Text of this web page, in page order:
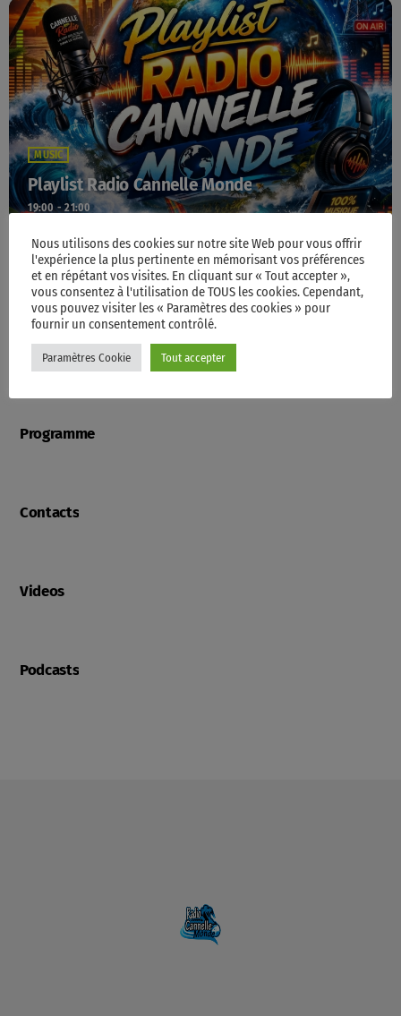
MUSIC
Playlist Radio Cannelle Monde
19:00 - 21:00
TOP POPULAR
Accueil
Programme
Contacts
Videos
Podcasts
Nous utilisons des cookies sur notre site Web pour vous offrir
l'expérience la plus pertinente en mémorisant vos préférences
et en répétant vos visites. En cliquant sur « Tout accepter »,
vous consentez à l'utilisation de TOUS les cookies. Cependant,
vous pouvez visiter les « Paramètres des cookies » pour
fournir un consentement contrôlé.
Paramètres Cookie Tout accepter